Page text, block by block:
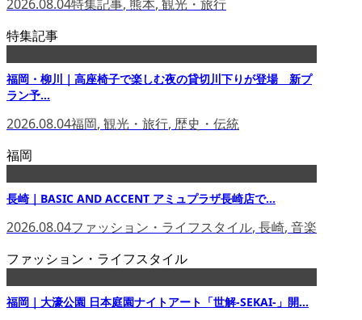
2026.08.04特集記事, 熊本, 観光・旅行
特集記事
福岡・柳川｜高座椅子で楽しむ夜の貸切川下りが登場 新プ
ラン予...
2026.08.04福岡, 観光・旅行, 歴史・伝統
福岡
長崎｜BASIC AND ACCENT アミュプラザ長崎店で...
2026.08.04ファッション・ライフスタイル, 長崎, 音楽
ファッション・ライフスタイル
福岡｜大濠公園 日本庭園ナイトアート「世解-SEKAI-」開...